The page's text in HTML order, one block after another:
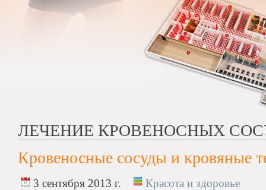
ЛЕЧЕНИЕ КРОВЕНОСНЫХ
Кровеносные сосуды и кровяные
3 сентября 2013 г. Красота и здоровье